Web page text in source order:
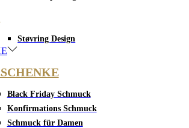
Støvring Design
Black Friday Schmuck
Konfirmations Schmuck
Schmuck für Damen